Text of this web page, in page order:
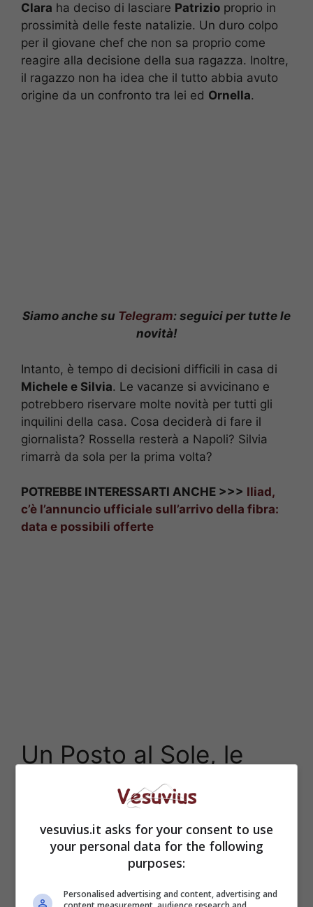
Clara ha deciso di lasciare Patrizio proprio in
prossimità delle feste natalizie. Un duro colpo
per il giovane chef che non sa proprio come
reagire alla decisione della sua ragazza. Inoltre,
il ragazzo non ha idea che il tutto abbia avuto
origine da un confronto tra lei ed Ornella.
Siamo anche su Telegram: seguici per tutte le
novità!
Intanto, è tempo di decisioni difficili in casa di
Michele e Silvia. Le vacanze si avvicinano e
potrebbero riservare molte novità per tutti gli
inquilini della casa. Cosa deciderà di fare il
giornalista? Rossella resterà a Napoli? Silvia
rimarrà da sola per la prima volta?
POTREBBE INTERESSARTI ANCHE >>> Iliad,
c’è l’annuncio ufficiale sull’arrivo della fibra:
data e possibili offerte
Un Posto al Sole, le
anticipazioni del 20
dicembre
vesuvius.it asks for your consent to use
your personal data for the following
purposes:
Personalised advertising and content, advertising and